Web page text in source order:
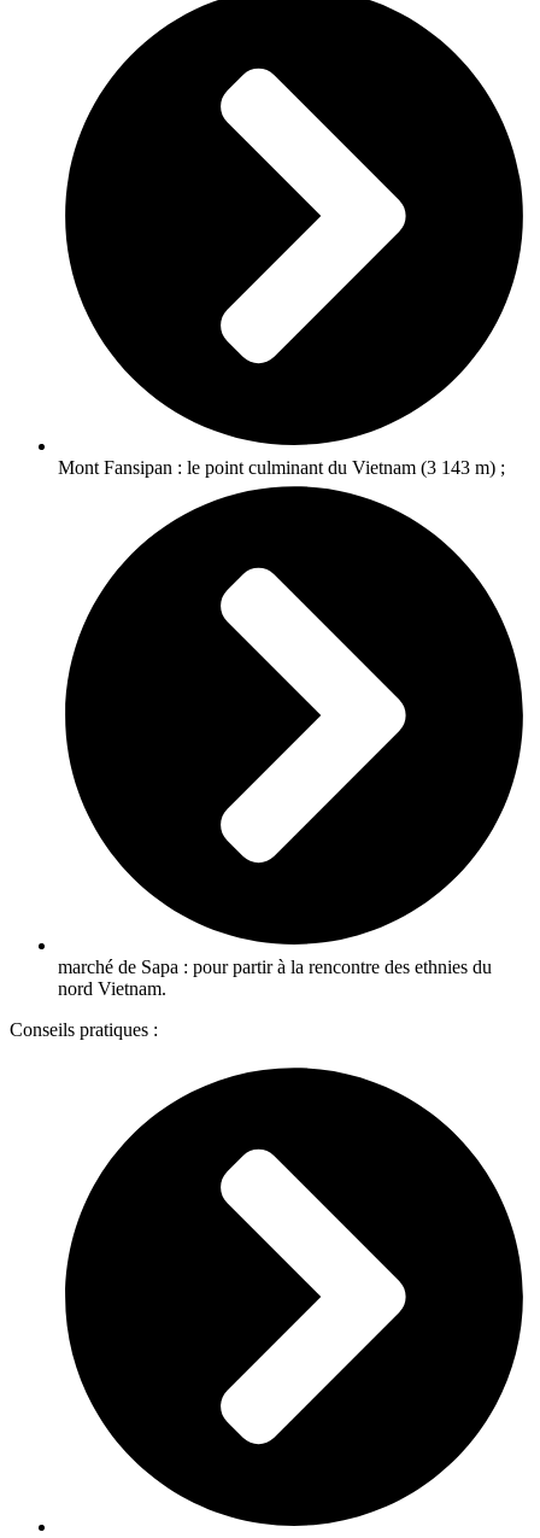
Mont Fansipan : le point culminant du Vietnam (3 143 m) ;
marché de Sapa : pour partir à la rencontre des ethnies du
nord Vietnam.
Conseils pratiques :